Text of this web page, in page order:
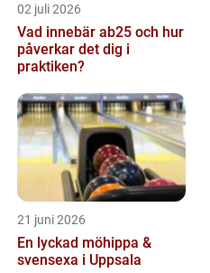
02 juli 2026
Vad innebär ab25 och hur
påverkar det dig i
praktiken?
21 juni 2026
En lyckad möhippa &
svensexa i Uppsala